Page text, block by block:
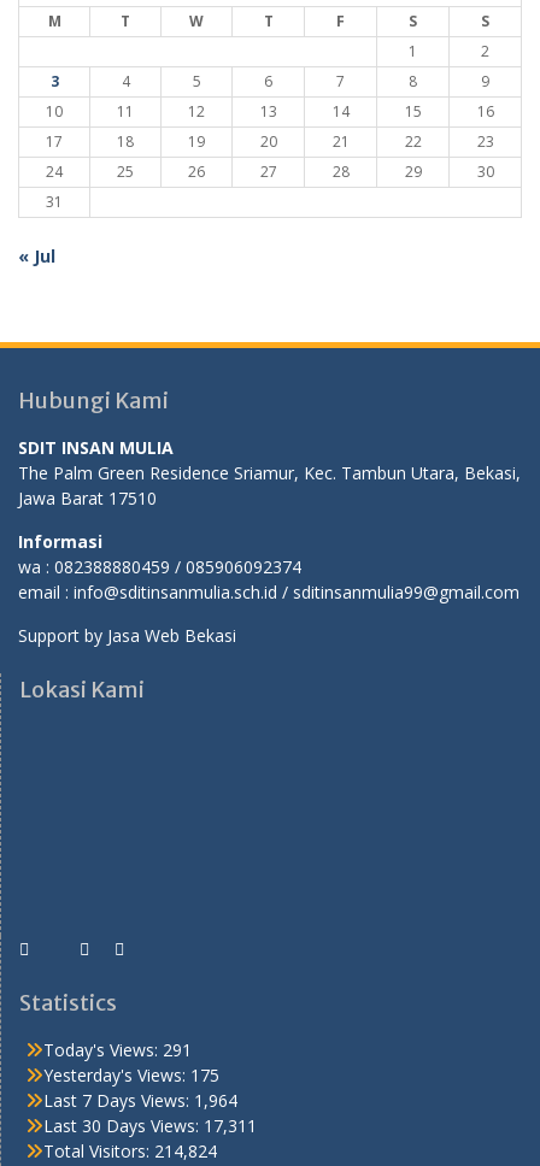
M T W T F S
S
1
2
3
4 5 6 7 8
9
10
11 12 13 14 15
16
17
18 19 20 21 22
23
24
25 26 27 28 29
30
31
« Jul
Hubungi Kami
SDIT INSAN MULIA
The Palm Green Residence Sriamur, Kec. Tambun Utara, Bekasi,
Jawa Barat 17510
Informasi
wa : 082388880459 / 085906092374
email : info@sditinsanmulia.sch.id / sditinsanmulia99@gmail.com
Support by Jasa Web Bekasi
Lokasi Kami
Statistics
Today's Views: 291
Yesterday's Views: 175
Last 7 Days Views: 1,964
Last 30 Days Views: 17,311
Total Visitors: 214,824